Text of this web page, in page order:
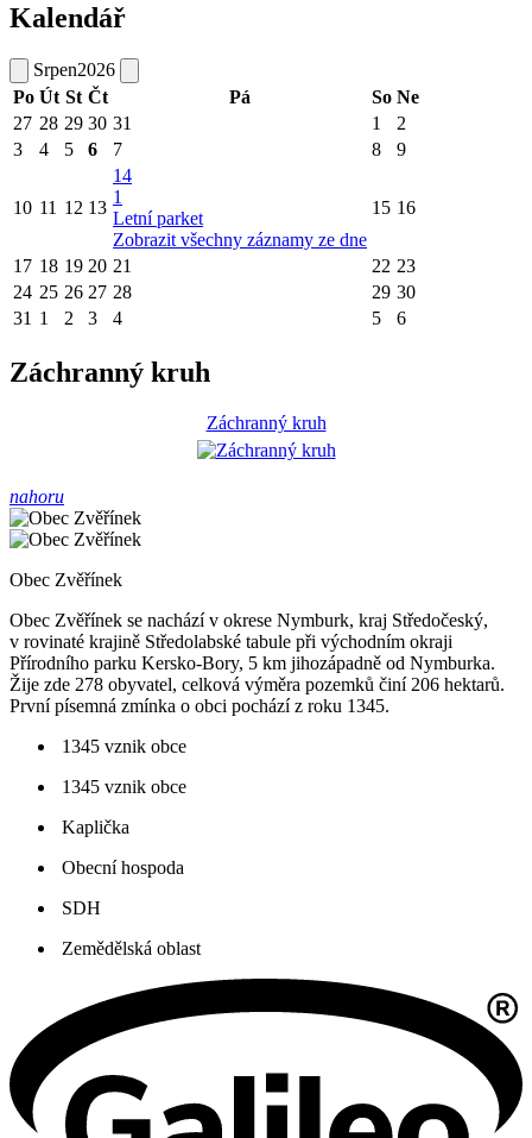
Kalendář
Srpen2026
Po Út St Čt Pá So Ne
27 28 29 30 31 1
2
3
4 5 6 7 8 9
10 11 12 13
14
1
Letní parket
Zobrazit všechny záznamy ze dne
15 16
17 18 19 20 21 22 23
24 25 26 27 28 29 30
31 1 2 3 4 5 6
Záchranný kruh
Záchranný kruh
nahoru
Obec Zvěřínek
Obec Zvěřínek se nachází v okrese Nymburk, kraj Středočeský,
v rovinaté krajině Středolabské tabule při východním okraji
Přírodního parku Kersko-Bory, 5 km jihozápadně od Nymburka.
Žije zde 278 obyvatel, celková výměra pozemků činí 206 hektarů.
První písemná zmínka o obci pochází z roku 1345.
1345 vznik obce
1345 vznik obce
Kaplička
Obecní hospoda
SDH
Zemědělská oblast